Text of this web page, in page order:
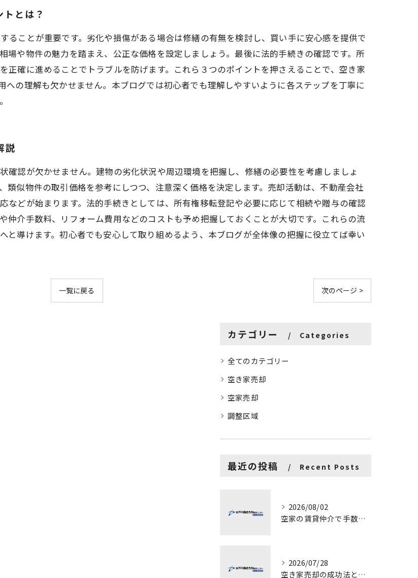
とは？
ることが重要です。劣化や損傷がある場合は修繕の有無を検討し、買い手に安心感を提供で
場や物件の魅力を踏まえ、公正な価格を設定しましょう。最後に法的手続きの確認です。所
正確に進めることでトラブルを防げます。これら３つのポイントを押さえることで、空き家
への理解も欠かせません。本ブログでは初心者でも理解しやすいように各ステップを丁寧に
説
確認が欠かせません。建物の劣化状況や周辺環境を把握し、修繕の必要性を考慮しましょ
類似物件の取引価格を参考にしつつ、注意深く価格を決定します。売却活動は、不動産会社
などが始まります。法的手続きとしては、所有権移転登記や必要に応じて相続や贈与の確認
仲介手数料、リフォーム費用などのコストも予め把握しておくことが大切です。これらの流
と導けます。初心者でも安心して取り組めるよう、本ブログが全体像の把握に役立てば幸い
一覧に戻る 次のページ >
カテゴリー Categories
全てのカテゴリー
空き家売却
空家売却
調整区域
最近の投稿 Recent Posts
2026/08/02
空家の賃貸仲介で手数料と上限を徹底解説し200万円物件の注意点も紹介
2026/07/28
空き家売却の成功法と注意点